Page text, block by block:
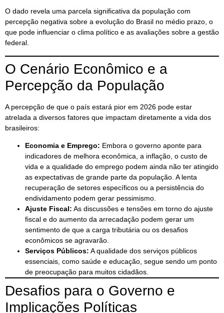
O dado revela uma parcela significativa da população com
percepção negativa sobre a evolução do Brasil no médio prazo, o
que pode influenciar o clima político e as avaliações sobre a gestão
federal.
O Cenário Econômico e a
Percepção da População
A percepção de que o país estará pior em 2026 pode estar
atrelada a diversos fatores que impactam diretamente a vida dos
brasileiros:
Economia e Emprego: Embora o governo aponte para
indicadores de melhora econômica, a inflação, o custo de
vida e a qualidade do emprego podem ainda não ter atingido
as expectativas de grande parte da população. A lenta
recuperação de setores específicos ou a persistência do
endividamento podem gerar pessimismo.
Ajuste Fiscal: As discussões e tensões em torno do ajuste
fiscal e do aumento da arrecadação podem gerar um
sentimento de que a carga tributária ou os desafios
econômicos se agravarão.
Serviços Públicos: A qualidade dos serviços públicos
essenciais, como saúde e educação, segue sendo um ponto
de preocupação para muitos cidadãos.
Desafios para o Governo e
Implicações Políticas